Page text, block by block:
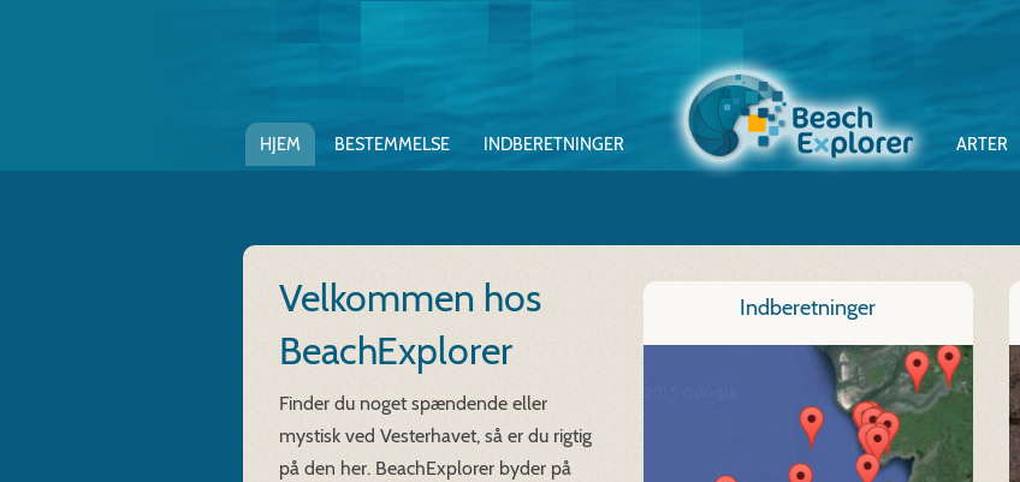
HJEM BESTEMMELSE INDBERETNINGER ARTER
Velkommen hos
BeachExplorer
Finder du noget spændende eller
mystisk ved Vesterhavet, så er du rigtig
på den her. BeachExplorer byder på
Indberetninger